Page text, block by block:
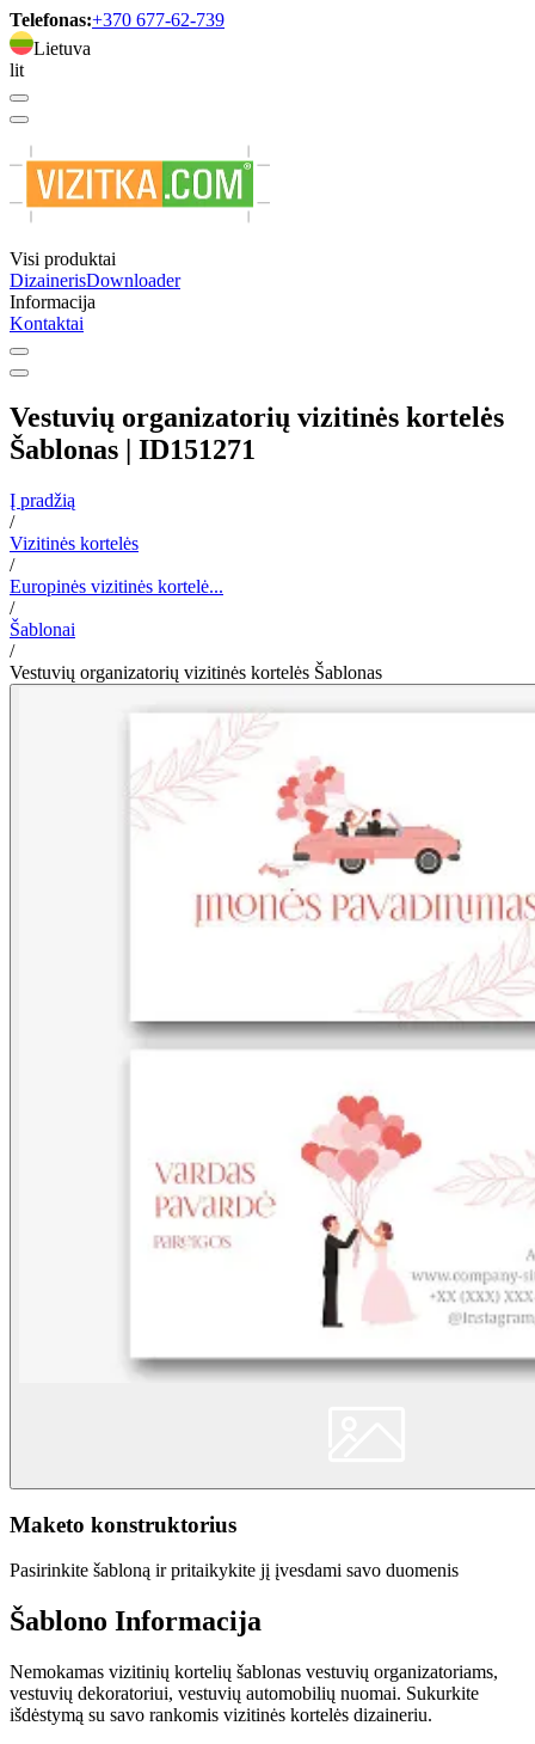
Telefonas:+370 677-62-739
Lietuva
lit
Visi produktai
DizainerisDownloader
Informacija
Kontaktai
Vestuvių organizatorių vizitinės kortelės
Šablonas | ID151271
Į pradžią
/
Vizitinės kortelės
/
Europinės vizitinės kortelė...
/
Šablonai
/
Vestuvių organizatorių vizitinės kortelės Šablonas
Maketo konstruktorius
Pasirinkite šabloną ir pritaikykite jį įvesdami savo duomenis
Šablono Informacija
Nemokamas vizitinių kortelių šablonas vestuvių organizatoriams,
vestuvių dekoratoriui, vestuvių automobilių nuomai. Sukurkite
išdėstymą su savo rankomis vizitinės kortelės dizaineriu.